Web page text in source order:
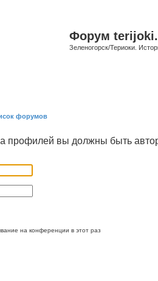
Форум
Зеленогорск/Териоки.
форумов
профилей вы должны быть
на конференции в этот раз